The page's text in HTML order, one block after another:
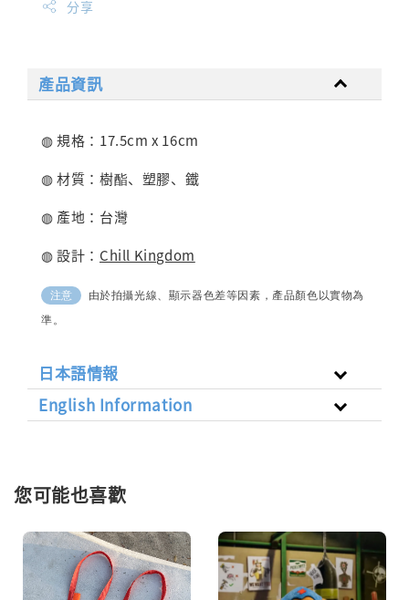
分享
產品資訊
◍ 規格：17.5cm x 16cm
◍ 材質：樹酯、塑膠、鐵
◍ 產地：台灣
◍ 設計： Chill Kingdom
注意
由於拍攝光線、顯示器色差等因素，產品顏色以實物為
準。
日本語情報
English Information
您可能也喜歡